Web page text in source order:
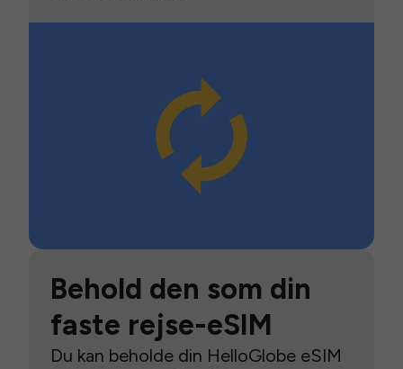
Behold den som din
faste rejse-eSIM
Du kan beholde din HelloGlobe eSIM